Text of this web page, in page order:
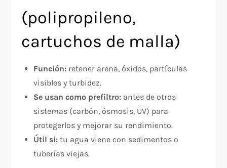
(polipropileno,
cartuchos de malla)
Función: retener arena, óxidos, partículas
visibles y turbidez.​
Se usan como prefiltro: antes de otros
sistemas (carbón, ósmosis, UV) para
protegerlos y mejorar su rendimiento.
Útil si: tu agua viene con sedimentos o
tuberías viejas.